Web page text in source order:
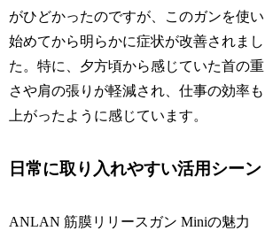
がひどかったのですが、このガンを使い
始めてから明らかに症状が改善されまし
た。特に、夕方頃から感じていた首の重
さや肩の張りが軽減され、仕事の効率も
上がったように感じています。
日常に取り入れやすい活用シーン
ANLAN 筋膜リリースガン Miniの魅力